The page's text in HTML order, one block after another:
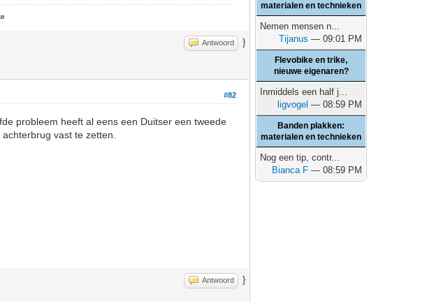
Antwoord }
#82
probleem heeft al eens een Duitser een tweede
vast te zetten.
Antwoord }
materialen en technieken
Nemen mensen n...
Tijanus — 09:01 PM
Flevobike en trike,
nieuwe eigenaren?
Inmiddels een half j...
ligvogel — 08:59 PM
Banden plakken:
materialen en technieken
Nog een tip, contr...
Bianca F — 08:59 PM